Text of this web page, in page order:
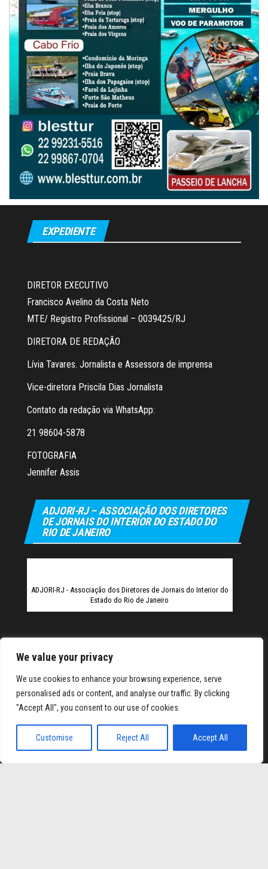
We value your privacy
We use cookies to enhance your browsing experience, serve
personalised ads or content, and analyse our traffic. By clicking
"Accept All", you consent to our use of cookies.
Customise Reject All Accept All
EXPEDIENTE
DIRETOR EXECUTIVO
Francisco Avelino da Costa Neto
MTE/ Registro Profissional – 0039425/RJ
DIRETORA DE REDAÇÃO
Lívia Tavares. Jornalista e Assessora de imprensa
Vice-diretora Priscila Dias Jornalista
Contato da redação via WhatsApp:
21 98604-5878
FOTOGRAFIA
Jennifer Assis
ADJORI-RJ – ASSOCIAÇÃO DOS DIRETORES
DE JORNAIS DO INTERIOR DO ESTADO DO
RIO DE JANEIRO
ADJORI-RJ - Associação dos Diretores de Jornais do Interior do
Estado do Rio de Janeiro
Elexbet Giris Bahis Siteleri
Orgulhosamente mantido comWordPress Tema: Envo
Magazine